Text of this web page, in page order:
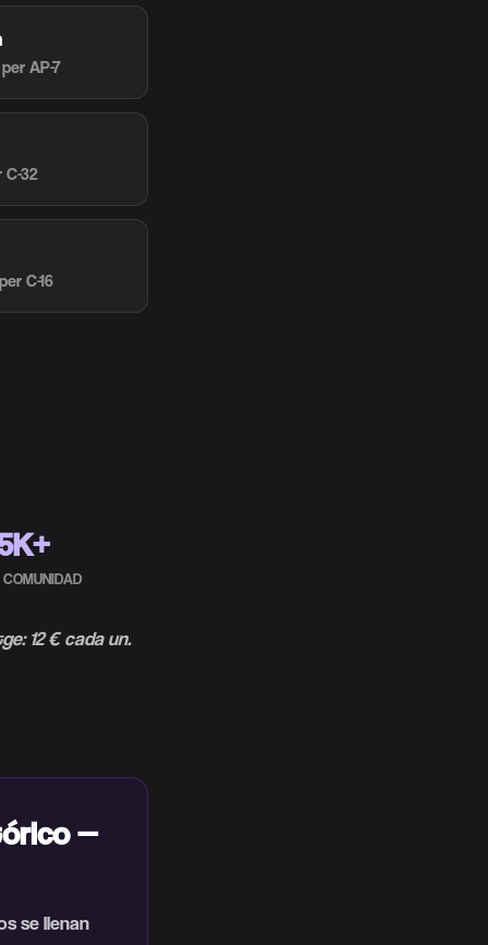
per AP-7
C-32
per C-16
12 € cada un.
—
se llenan